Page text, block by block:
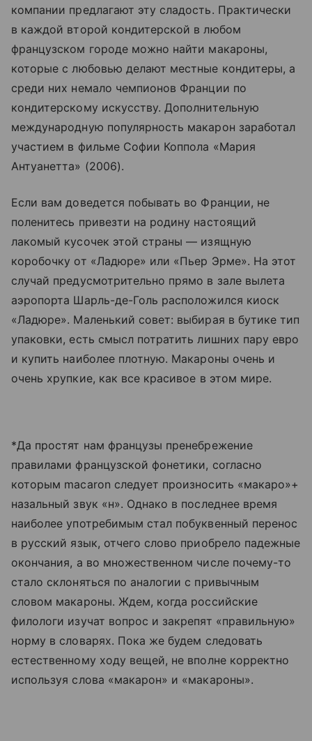
компании предлагают эту сладость. Практически
в каждой второй кондитерской в любом
французском городе можно найти макароны,
которые с любовью делают местные кондитеры, а
среди них немало чемпионов Франции по
кондитерскому искусству. Дополнительную
международную популярность макарон заработал
участием в фильме Софии Коппола «Мария
Антуанетта» (2006).
Если вам доведется побывать во Франции, не
поленитесь привезти на родину настоящий
лакомый кусочек этой страны — изящную
коробочку от «Ладюре» или «Пьер Эрме». На этот
случай предусмотрительно прямо в зале вылета
аэропорта Шарль-де-Голь расположился киоск
«Ладюре». Маленький совет: выбирая в бутике тип
упаковки, есть смысл потратить лишних пару евро
и купить наиболее плотную. Макароны очень и
очень хрупкие, как все красивое в этом мире.
*Да простят нам французы пренебрежение
правилами французской фонетики, согласно
которым macaron следует произносить «макаро»+
назальный звук «н». Однако в последнее время
наиболее употребимым стал побуквенный перенос
в русский язык, отчего слово приобрело падежные
окончания, а во множественном числе почему-то
стало склоняться по аналогии с привычным
словом макароны. Ждем, когда российские
филологи изучат вопрос и закрепят «правильную»
норму в словарях. Пока же будем следовать
естественному ходу вещей, не вполне корректно
используя слова «макарон» и «макароны».